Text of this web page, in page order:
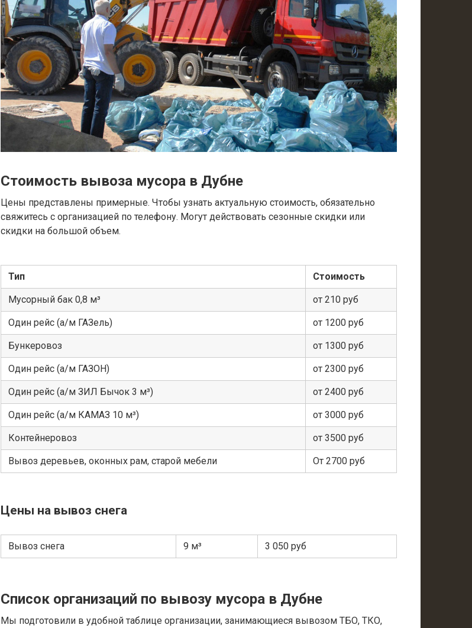
Стоимость вывоза мусора в Дубне
Цены представлены примерные. Чтобы узнать актуальную стоимость, обязательно
свяжитесь с организацией по телефону. Могут действовать сезонные скидки или
скидки на большой объем.
Тип Стоимость
Мусорный бак 0,8 м³ от 210 руб
Один рейс (а/м ГАЗель) от 1200 руб
Бункеровоз от 1300 руб
Один рейс (а/м ГАЗОН) от 2300 руб
Один рейс (а/м ЗИЛ Бычок 3 м³) от 2400 руб
Один рейс (а/м КАМАЗ 10 м³) от 3000 руб
Контейнеровоз от 3500 руб
Вывоз деревьев, оконных рам, старой мебели От 2700 руб
Цены на вывоз снега
Вывоз снега 9 м³ 3 050 руб
Список организаций по вывозу мусора в Дубне
Мы подготовили в удобной таблице организации, занимающиеся вывозом ТБО, ТКО,